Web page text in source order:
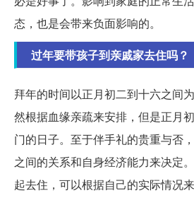
态，也是会带来负面影响的。
过年要带孩子到亲戚家去住吗？
拜年的时间以正月初二到十六之间
然根据血缘亲疏来安排，但是正月
门的日子。至于伴手礼的贵重与否
之间的关系和自身经济能力来决定
起去住，可以根据自己的实际情况